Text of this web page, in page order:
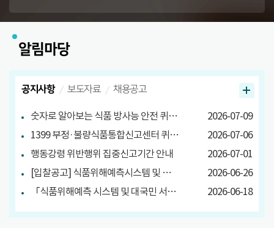
알림마당
공지사항
숫자로 알아보는 식품 방사능 안전 퀴즈 당첨자 발표
2026-07-09
1399 부정·불량식품통합신고센터 퀴즈 이벤트 당첨자 발표
2026-07-06
행동강령 위반행위 집중신고기간 안내
2026-07-01
[입찰공고] 식품위해예측시스템 및 대국민 서비스 구축
2026-06-26
「식품위해예측 시스템 및 대국민 서비스 구축」소프트웨어사업 영향평가 결과서 공고
2026-06-18
보도자료 채용공고